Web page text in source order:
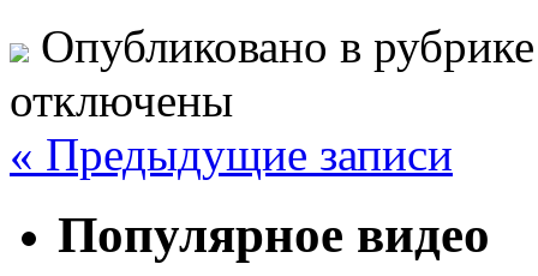
Опубликовано в
отключены
« Предыдущие записи
Популярное видео